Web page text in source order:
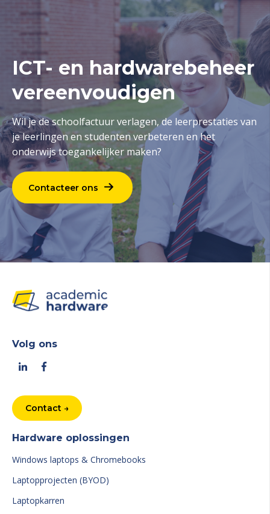
ICT- en hardwarebeheer
vereenvoudigen
Wil je de schoolfactuur verlagen, de leerprestaties van
je leerlingen en studenten verbeteren en het
onderwijs toegankelijker maken?
Contacteer ons
Volg ons
Contact →
Hardware oplossingen
Windows laptops & Chromebooks
Laptopprojecten (BYOD)
Laptopkarren